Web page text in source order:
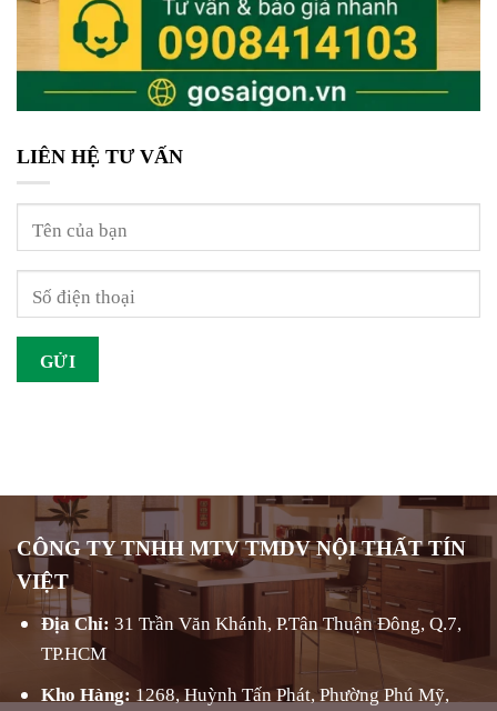
LIÊN HỆ TƯ VẤN
CÔNG TY TNHH MTV TMDV NỘI THẤT TÍN
VIỆT
Địa Chỉ: 31 Trần Văn Khánh, P.Tân Thuận Đông, Q.7,
TP.HCM
Kho Hàng: 1268, Huỳnh Tấn Phát, Phường Phú Mỹ,